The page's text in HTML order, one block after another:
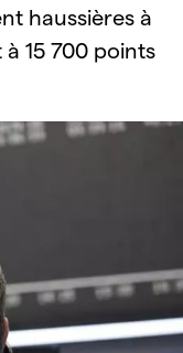
haussières à
15 700 points